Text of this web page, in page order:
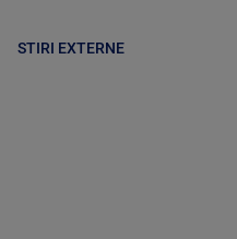
STIRI EXTERNE